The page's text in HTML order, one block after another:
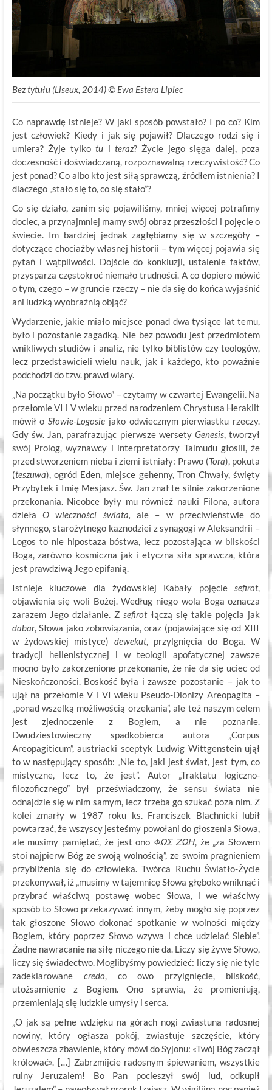
Bez tytułu (Liseux, 2014) © Ewa Estera Lipiec
Co naprawdę istnieje? W jaki sposób powstało? I po co? Kim
jest człowiek? Kiedy i jak się pojawił? Dlaczego rodzi się i
umiera? Żyje tylkotu i teraz? Życie jego sięga dalej, poza
doczesność i doświadczaną, rozpoznawalną rzeczywistość? Co
jest ponad? Co albo kto jest siłą sprawczą, źródłem istnienia? I
dlaczego „stało się to, co się stało”?
Co się działo, zanim się pojawiliśmy, mniej więcej potrafimy
dociec, a przynajmniej mamy swój obraz przeszłości i pojęcie o
świecie. Im bardziej jednak zagłębiamy się w szczegóły –
dotyczące chociażby własnej historii – tym więcej pojawia się
pytań i wątpliwości. Dojście do konkluzji, ustalenie faktów,
przysparza częstokroć niemało trudności. A co dopiero mówić
o tym, czego – w gruncie rzeczy – nie da się do końca wyjaśnić
ani ludzką wyobraźnią objąć?
Wydarzenie, jakie miało miejsce ponad dwa tysiące lat temu,
było i pozostanie zagadką. Nie bez powodu jest przedmiotem
wnikliwych studiów i analiz, nie tylko biblistów czy teologów,
lecz przedstawicieli wielu nauk, jak i każdego, kto poważnie
podchodzi do tzw. prawd wiary.
„Na początku było Słowo” – czytamy w czwartej Ewangelii. Na
przełomie VI i V wieku przed narodzeniem Chrystusa Heraklit
mówił oSłowie-Logosie jako odwiecznym pierwiastku rzeczy.
Gdy św. Jan, parafrazując pierwsze wersetyGenesis, tworzył
swój Prolog, wyznawcy i interpretatorzy Talmudu głosili, że
przed stworzeniem nieba i ziemi istniały: Prawo (Tora), pokuta
(teszuwa), ogród Eden, miejsce gehenny, Tron Chwały, święty
Przybytek i Imię Mesjasz. Św. Jan znał te silnie zakorzenione
przekonania. Nieobce były mu również nauki Filona, autora
dziełaO wieczności świata, ale – w przeciwieństwie do
słynnego, starożytnego kaznodziei z synagogi w Aleksandrii –
Logos to nie hipostaza bóstwa, lecz pozostająca w bliskości
Boga, zarówno kosmiczna jak i etyczna siła sprawcza, która
jest prawdziwą Jego epifanią.
Istnieje kluczowe dla żydowskiej Kabały pojęciesefirot,
objawienia się woli Bożej. Według niego wola Boga oznacza
zarazem Jego działanie. Zsefirot łączą się takie pojęcia jak
dabar, Słowa jako zobowiązania, oraz (pojawiające się od XIII
w żydowskiej mistyce) dewekut, przylgnięcia do Boga. W
tradycji hellenistycznej i w teologii apofatycznej zawsze
mocno było zakorzenione przekonanie, że nie da się uciec od
Nieskończoności. Boskość była i zawsze pozostanie – jak to
ujął na przełomie V i VI wieku Pseudo-Dionizy Areopagita –
„ponad wszelką możliwością orzekania”, ale też naszym celem
jest zjednoczenie z Bogiem, a nie poznanie.
Dwudziestowieczny spadkobierca autora „Corpus
Areopagiticum”, austriacki sceptyk Ludwig Wittgenstein ujął
to w następujący sposób: „Nie to, jaki jest świat, jest tym, co
mistyczne, lecz to, że jest”. Autor „Traktatu logiczno-
filozoficznego” był przeświadczony, że sensu świata nie
odnajdzie się w nim samym, lecz trzeba go szukać poza nim. Z
kolei zmarły w 1987 roku ks. Franciszek Blachnicki lubił
powtarzać, że wszyscy jesteśmy powołani do głoszenia Słowa,
ale musimy pamiętać, że jest ono ΦΩΣ ΖΩΗ, że „za Słowem
stoi najpierw Bóg ze swoją wolnością”, ze swoim pragnieniem
przybliżenia się do człowieka. Twórca Ruchu Światło-Życie
przekonywał, iż „musimy w tajemnicę Słowa głęboko wniknąć i
przybrać właściwą postawę wobec Słowa, i we właściwy
sposób to Słowo przekazywać innym, żeby mogło się poprzez
tak głoszone Słowo dokonać spotkanie w wolności między
Bogiem, który poprzez Słowo wzywa i chce udzielać Siebie”.
Żadne nawracanie na siłę niczego nie da. Liczy się żywe Słowo,
liczy się świadectwo. Moglibyśmy powiedzieć: liczy się nie tyle
zadeklarowane credo, co owo przylgnięcie, bliskość,
utożsamienie z Bogiem. Ono sprawia, że promieniują,
przemieniają się ludzkie umysły i serca.
„O jak są pełne wdzięku na górach nogi zwiastuna radosnej
nowiny, który ogłasza pokój, zwiastuje szczęście, który
obwieszcza zbawienie, który mówi do Syjonu: «Twój Bóg zaczął
królować». […] Zabrzmijcie radosnym śpiewaniem, wszystkie
ruiny Jeruzalem! Bo Pan pocieszył swój lud, odkupił